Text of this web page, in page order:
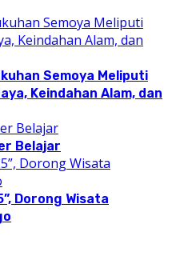
Semoya Meliputi
Keindahan Alam, dan
Belajar
Dorong Wisata